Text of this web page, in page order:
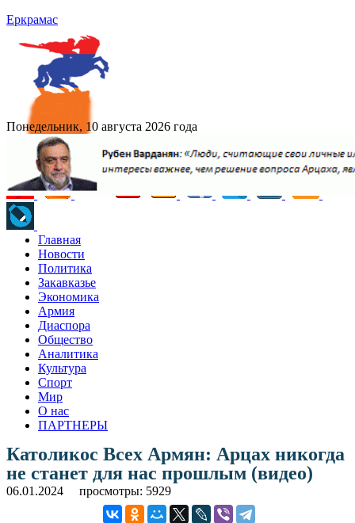
Еркрамас
Понедельник, 10 августа 2026 года
Главная
Новости
Политика
Закавказье
Экономика
Армия
Диаспора
Общество
Аналитика
Культура
Спорт
Мир
О нас
ПАРТНЕРЫ
Католикос Всех Армян: Арцах никогда
не станет для нас прошлым (видео)
06.01.2024 просмотры: 5929